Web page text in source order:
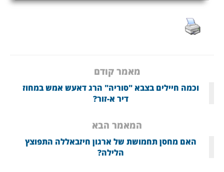
מאמר קודם
וכמה חיילים בצבא "סוריה" הרג דאעש אמש במחוז
דיר א-זור?
המאמר הבא
האם מחסן תחמושת של ארגון חיזבאללה התפוצץ
הלילה?